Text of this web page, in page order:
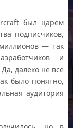
был царем
подписчиков,
— так
и
далеко не все
было понятно,
аудитория